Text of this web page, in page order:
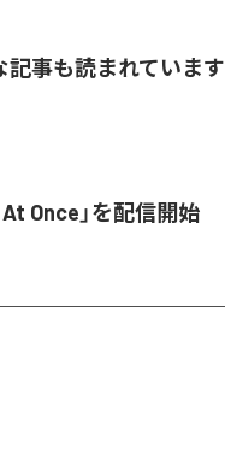
記事も読まれています
Once」を配信開始